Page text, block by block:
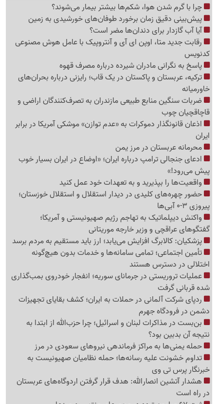
چرا با گرم شدن هوا، شکم‌ها بیشتر بیمار می‌شوند؟
پیش‌بینی دقیق زمان برخورد طوفان‌های خورشیدی به زمین
آیا آب گازدار برای دندان‌ها مضر است؟
رقابت جدید متا، اوپن ای آی و آنتروپیک با عامل هوش مصنوعی
کدنویس
پاسخ به نگرانی مادران شیرده درباره مصرف قهوه
ترکیه، عربستان و پاکستان در یک قاب؛ رایزنی درباره بحران‌های
خاورمیانه
ضربات سنگین منابع طبیعی مازندران به تصرف‌کنندگان اراضی و
قاچاقچیان چوب
اذعان قانونگذار دموکرات به «عدم توازن» موشکی آمریکا در برابر
ایران
محرمانه عربستان در مرز یمن
ادعای جنجالی ترامپ درباره ایران؛ «اوضاع در ایران بسیار خوب
پیش می‌رود!»
واقعیت‌ها را بپذیرید و به تعهدات خود عمل کنید
حضور چهره‌های کلیدی در دیدار استقلال و استقلال خوزستان؛
پیروزی 3-0 آبی‌ها
واکنش دیپلماتیک به تهاجم رژیم صهیونیستی و آمریکا؛
گفتگوهای عراقچی و وزیر خارجه موریتانی
پزشکیان: کالابرگ افزایش می‌یابد؛ ارز باید مستقیم به مردم برسد
تأمین اجتماعی؛ تمامی سامانه‌ها و خدمات بدون هیچ‌گونه
اختلالی در دسترس هستند
عملیات تروریستی در جرمانای سوریه؛ انفجار خودروی بمب‌گذاری
شده قربانی گرفت
ردپای شرکت آلمانی در حملات به ایران؛ کشف بقایای تجهیزات
دشمن در فرودگاه جهرم
بن‌بست در مذاکرات لبنان و اسرائیل؛ چرا حزب‌الله از ابتدا به
نتیجه آن بدبین بود؟
حمله یمنی‌ها به مراکز فرماندهی نیروهای سعودی در مرز
تداوم خشونت علیه رسانه‌ها؛ حمله نظامیان صهیونیست به
خبرنگار پرس تی وی
هشدار آتشین انصارالله: هدف قرار گرفتن اردوگاه‌های عربستان
در راه است